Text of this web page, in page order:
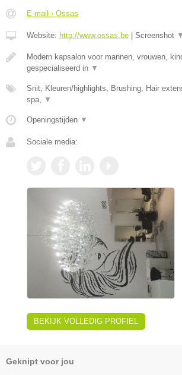
E-mail › Ossas
Website: http://www.ossas.be Screenshot ▼
Modern kapsalon voor mannen, vrouwen,
gespecialiseerd in ▼
Snit, Kleuren/highlights, Brushing, Hair
spa, ▼
Openingstijden ▼
Sociale media:
BEKIJK VOLLEDIG PROFIEL
Geknipt voor jou